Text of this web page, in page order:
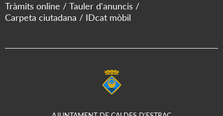
Tràmits online
Tauler d'anuncis
Carpeta ciutadana
IDcat mòbil